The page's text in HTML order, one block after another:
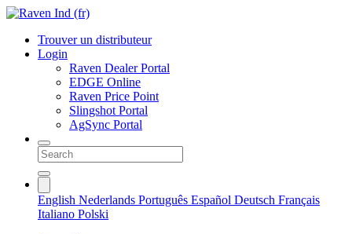
Trouver un distributeur
Login
Raven Dealer Portal
EDGE Online
Raven Price Point
Slingshot Portal
AgSync Portal
English Nederlands Português Español Deutsch Français
Italiano Polski